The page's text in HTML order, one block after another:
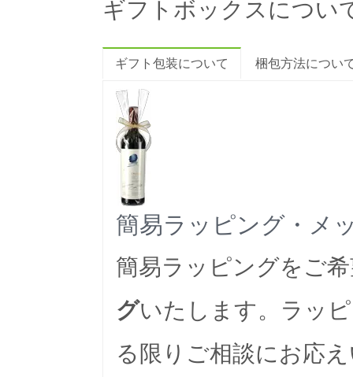
ギフトボックスについ
ギフト包装について 梱包方法につい
簡易ラッピング・メ
簡易ラッピングをご
グいたします。ラッ
る限りご相談にお応